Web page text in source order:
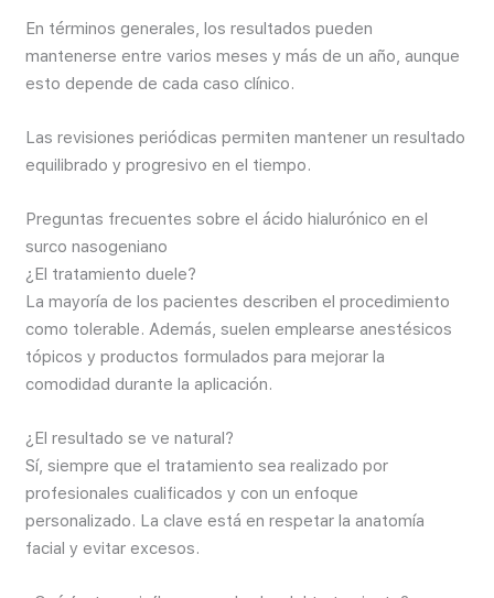
En términos generales, los resultados pueden
mantenerse entre varios meses y más de un año, aunque
esto depende de cada caso clínico.
Las revisiones periódicas permiten mantener un resultado
equilibrado y progresivo en el tiempo.
Preguntas frecuentes sobre el ácido hialurónico en el
surco nasogeniano
¿El tratamiento duele?
La mayoría de los pacientes describen el procedimiento
como tolerable. Además, suelen emplearse anestésicos
tópicos y productos formulados para mejorar la
comodidad durante la aplicación.
¿El resultado se ve natural?
Sí, siempre que el tratamiento sea realizado por
profesionales cualificados y con un enfoque
personalizado. La clave está en respetar la anatomía
facial y evitar excesos.